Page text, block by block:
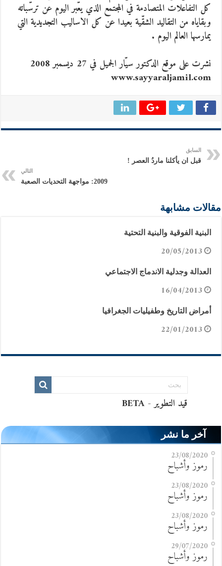
كل التفاعلات المتصادمة في المجتمع الذي يعّبر اليوم عن ترسّباته
وبقاياه من التقاليد الشقّية بعيدا عن كل الاساليب التجديدية التي
يمارسها العالم اليوم .
نشرت على موقع الدكتور سيّار الجميل في 27 ديسمبر 2008
www.sayyaraljamil.com
السابق
قبل ان يأكلنا ماردُ العصر !
التالي
2009: مواجهة التحديات الصعبة
مقالات مشابهة
البنية الفوقية والبنية التحتية
20/05/2013
العدالة وجدلية الاندماج الاجتماعي
16/04/2013
أمراض التاريخ وطفيليات الجغرافيا
22/01/2013
آخر ما نشر
23/08/2020
رموز وأشباح
23/08/2020
رموز وأشباح
23/08/2020
رموز وأشباح
29/07/2020
رموز وأشباح